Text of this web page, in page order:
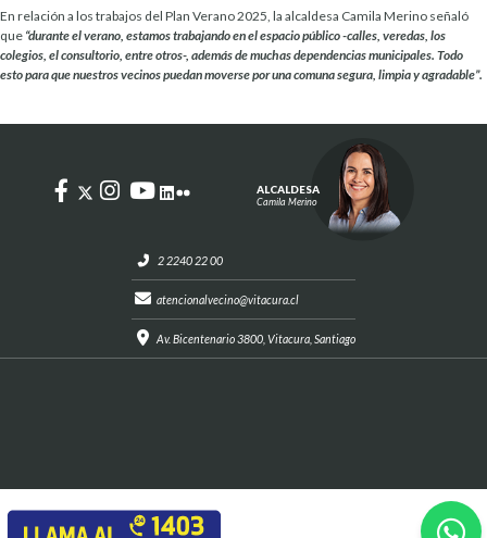
En relación a los trabajos del Plan Verano 2025, la alcaldesa Camila Merino señaló
que “durante el verano, estamos trabajando en el espacio público -calles, veredas, los
colegios, el consultorio, entre otros-, además de muchas dependencias municipales. Todo
esto para que nuestros vecinos puedan moverse poruna comuna segura, limpia y agradable”.
2 2240 22 00
atencionalvecino@vitacura.cl
Av. Bicentenario 3800, Vitacura, Santiago
ALCALDESA
Camila Merino